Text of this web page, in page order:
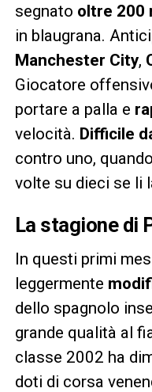
segnato oltre 200
in blaugrana.
Manchester City,
Giocatore
portare a palla e
velocità. Difficile
contro uno,
volte su dieci se li
La stagione di
In questi primi
leggermente
dello spagnolo
grande qualità al
classe 2002 ha
doti di corsa